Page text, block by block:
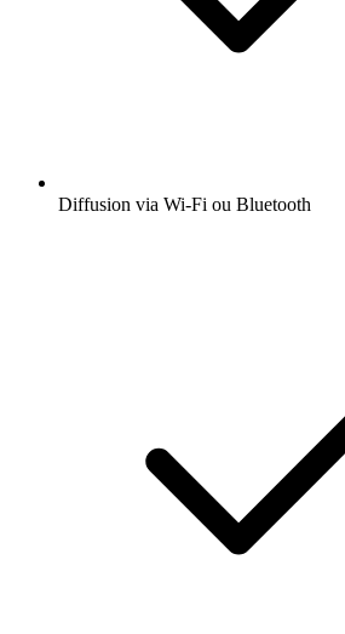
Diffusion via Wi-Fi ou Bluetooth